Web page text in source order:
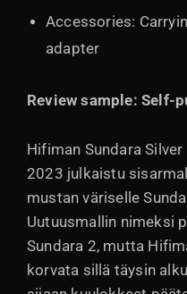
Accessories:
adapter
Review sample: Self-
Hifiman Sundara
2023 julkaistu
mustan väriselle
Uutuusmallin nimeksi
Sundara 2, mutta
korvata sillä täysin